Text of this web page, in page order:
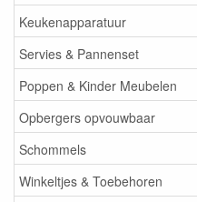
Keukenapparatuur
Servies & Pannenset
Poppen & Kinder Meubelen
Opbergers opvouwbaar
Schommels
Winkeltjes & Toebehoren